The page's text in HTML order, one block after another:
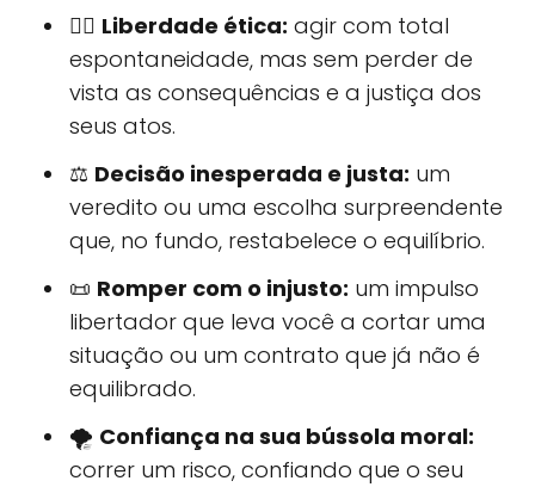
🤸‍♂️ Liberdade ética: agir com total
espontaneidade, mas sem perder de
vista as consequências e a justiça dos
seus atos.
⚖️ Decisão inesperada e justa: um
veredito ou uma escolha surpreendente
que, no fundo, restabelece o equilíbrio.
📜 Romper com o injusto: um impulso
libertador que leva você a cortar uma
situação ou um contrato que já não é
equilibrado.
🌪️ Confiança na sua bússola moral:
correr um risco, confiando que o seu